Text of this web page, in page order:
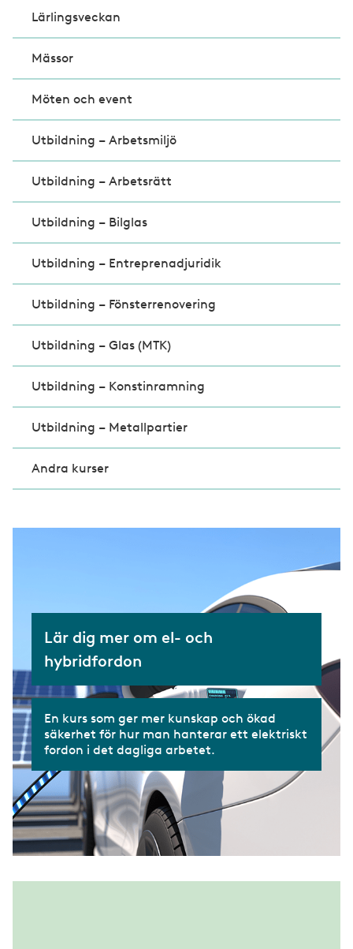
Lärlingsveckan
Mässor
Möten och event
Utbildning – Arbetsmiljö
Utbildning – Arbetsrätt
Utbildning – Bilglas
Utbildning – Entreprenadjuridik
Utbildning – Fönsterrenovering
Utbildning – Glas (MTK)
Utbildning – Konstinramning
Utbildning – Metallpartier
Andra kurser
Lär dig mer om el- och
hybridfordon
En kurs som ger mer kunskap och ökad
säkerhet för hur man hanterar ett elektriskt
fordon i det dagliga arbetet.